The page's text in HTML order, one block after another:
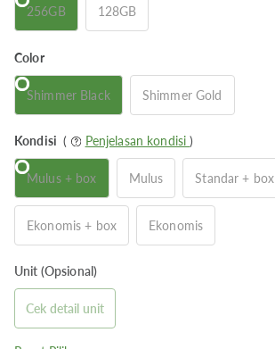
256GB 128GB
Color
Shimmer Black Shimmer Gold
Kondisi ( Penjelasan kondisi)
Mulus + box Mulus Standar + box
Ekonomis + box Ekonomis
Unit (Opsional)
Cek detail unit